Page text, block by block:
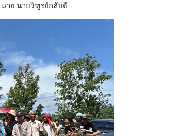
าย นายวิฑูรย์กลับดี